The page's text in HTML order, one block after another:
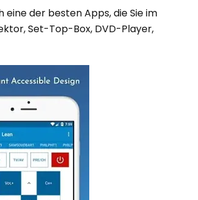
der besten Apps, die Sie im
Set-Top-Box, DVD-Player,